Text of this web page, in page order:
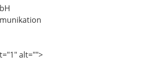
alt="">